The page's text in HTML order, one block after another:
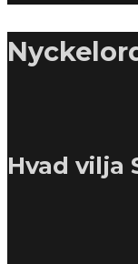
Hvad vilja